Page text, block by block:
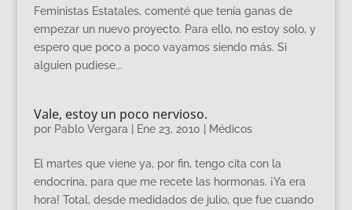
Feministas Estatales, comenté que tenía ganas de
empezar un nuevo proyecto. Para ello, no estoy solo, y
espero que poco a poco vayamos siendo más. Si
alguien pudiese...
Vale, estoy un poco nervioso.
por Pablo Vergara Ene 23, 2010 Médicos
El martes que viene ya, por fin, tengo cita con la
endocrina, para que me recete las hormonas. ¡Ya era
hora! Total, desde medidados de julio, que fue cuando